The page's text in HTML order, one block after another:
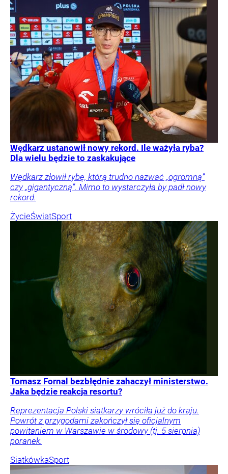
Wędkarz ustanowił nowy rekord. Ile ważyła ryba?
Dla wielu będzie to zaskakujące
Wędkarz złowił rybę, którą trudno nazwać „ogromną”
czy „gigantyczną”. Mimo to wystarczyła by padł nowy
rekord.
ŻycieŚwiatSport
Tomasz Fornal bezbłędnie zahaczył ministerstwo.
Jaka będzie reakcja resortu?
Reprezentacja Polski siatkarzy wróciła już do kraju.
Powrót z przygodami zakończył się oficjalnym
powitaniem w Warszawie w środowy (tj. 5 sierpnia)
poranek.
SiatkówkaSport